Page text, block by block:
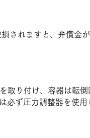
されますと、弁償金
取り付け、容器は転
必ず圧力調整器を使